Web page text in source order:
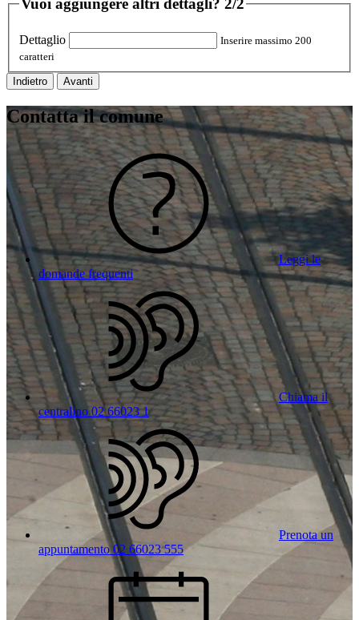
Vuoi aggiungere altri dettagli? 2/2
Dettaglio
Inserire massimo 200
caratteri
Indietro Avanti
Contatta il comune
Leggi le
domande frequenti
Chiama il
centralino 02 66023 1
Prenota un
appuntamento 02 66023 555